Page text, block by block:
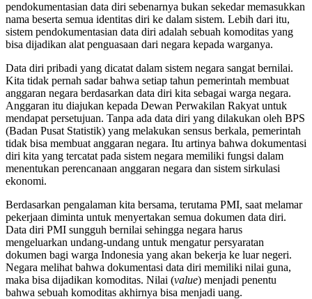
pendokumentasian data diri sebenarnya bukan sekedar memasukkan
nama beserta semua identitas diri ke dalam sistem. Lebih dari itu,
sistem pendokumentasian data diri adalah sebuah komoditas yang
bisa dijadikan alat penguasaan dari negara kepada warganya.
Data diri pribadi yang dicatat dalam sistem negara sangat bernilai.
Kita tidak pernah sadar bahwa setiap tahun pemerintah membuat
anggaran negara berdasarkan data diri kita sebagai warga negara.
Anggaran itu diajukan kepada Dewan Perwakilan Rakyat untuk
mendapat persetujuan. Tanpa ada data diri yang dilakukan oleh BPS
(Badan Pusat Statistik) yang melakukan sensus berkala, pemerintah
tidak bisa membuat anggaran negara. Itu artinya bahwa dokumentasi
diri kita yang tercatat pada sistem negara memiliki fungsi dalam
menentukan perencanaan anggaran negara dan sistem sirkulasi
ekonomi.
Berdasarkan pengalaman kita bersama, terutama PMI, saat melamar
pekerjaan diminta untuk menyertakan semua dokumen data diri.
Data diri PMI sungguh bernilai sehingga negara harus
mengeluarkan undang-undang untuk mengatur persyaratan
dokumen bagi warga Indonesia yang akan bekerja ke luar negeri.
Negara melihat bahwa dokumentasi data diri memiliki nilai guna,
maka bisa dijadikan komoditas. Nilai (value) menjadi penentu
bahwa sebuah komoditas akhirnya bisa menjadi uang.